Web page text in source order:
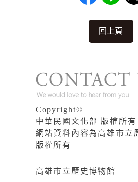
回上頁
Copyright©
中華民國文化部 版權所有
網站資料內容為高雄市立
版權所有
高雄市立歷史博物館